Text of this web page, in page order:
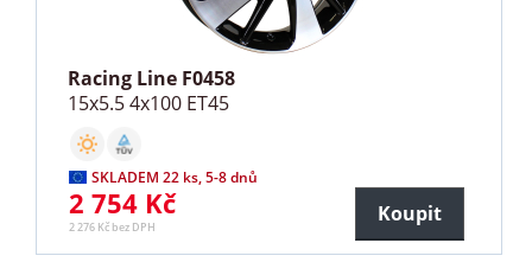
Racing Line F0458
15x5.5 4x100 ET45
SKLADEM 22 ks, 5-8 dnů
2 754 Kč
2 276 Kč bez DPH
Koupit